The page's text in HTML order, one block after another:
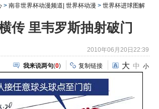
> 南非世界杯动漫频道| 世界杯动漫 > 世界杯进球图解
传 里韦罗斯抽射破门
2010年06月20日22:39
我来说两句(0) 复制链接 大 中 小